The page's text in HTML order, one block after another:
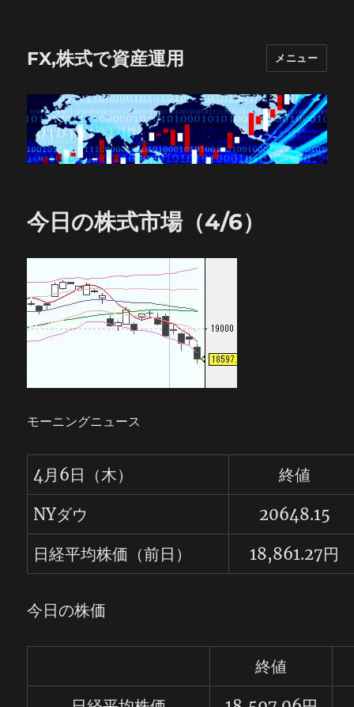
FX,株式で資産運用 メニュー
今日の株式市場（4/6）
モーニングニュース
4月6日（木）
終値
NYダウ
20648.15
日経平均株価（前日）
18,861.27円
今日の株価
終値